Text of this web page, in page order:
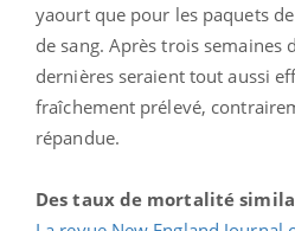
yaourt que pour les paquets
de sang. Après trois semaines
dernières seraient tout aussi
fraîchement prélevé,
répandue.
Des taux de mortalité